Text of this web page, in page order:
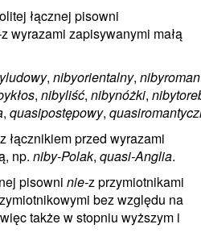
łącznej pisowni
z wyrazami zapisywanymi małą
, nibyorientalny,
, nibyliść, nibynóżki,
, quasipostępowy,
łącznikiem przed wyrazami
np. niby-Polak, quasi-Anglia.
pisowni nie-z przymiotnikami
bez względu na
także w stopniu wyższym i